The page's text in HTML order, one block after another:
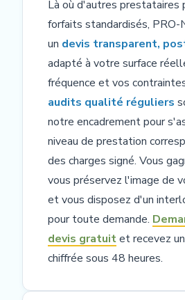
Là où d'autres prestataires
forfaits standardisés,
un devis transparent,
adapté à votre surface
fréquence et vos
audits qualité réguliers
notre encadrement pour
niveau de prestation
des charges signé. Vous
vous préservez l'image de
et vous disposez d'un
pour toute demande.
devis gratuitet recevez
chiffrée sous 48 heures.